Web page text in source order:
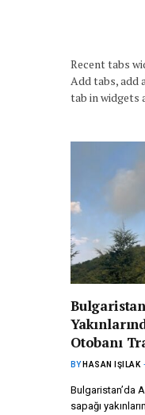
Recent tabs
Add tabs, add
tab in widgets
Otobanı
BY HASAN IŞILAK
Bulgaristan’da
sapağı